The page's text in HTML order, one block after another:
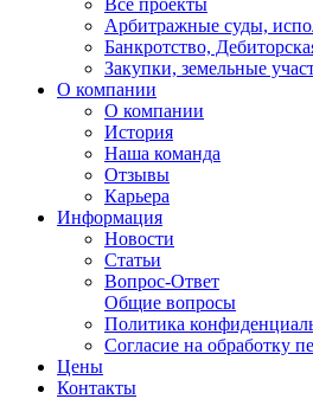
Все проекты
Арбитражные суды,
Банкротство,
Закупки, земельные
О компании
О компании
История
Наша команда
Отзывы
Карьера
Информация
Новости
Статьи
Вопрос-Ответ
Общие вопросы
Политика
Согласие на обработку
Цены
Контакты